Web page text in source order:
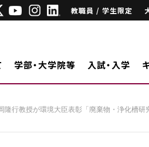
教職員 / 学生限定
学部・大学院等 入試・入学
隆行教授が環境大臣表彰「廃棄物・浄化槽研